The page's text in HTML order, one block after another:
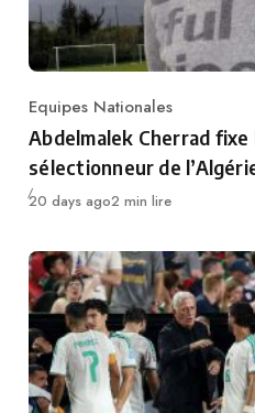
Category
Equipes Nationales
Abdelmalek Cherrad
sélectionneur de
Publié
20 days ago2 min lire